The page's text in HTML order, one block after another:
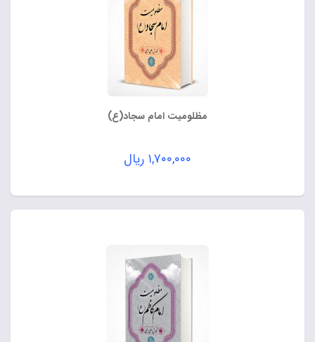
مظلومیت امام سجاد(ع)
۱,۷۰۰,۰۰۰ ریال